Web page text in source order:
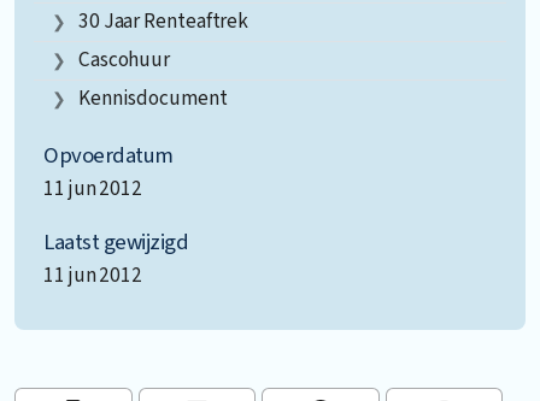
30 Jaar Renteaftrek
Cascohuur
Kennisdocument
Opvoerdatum
11 jun 2012
Laatst gewijzigd
11 jun 2012